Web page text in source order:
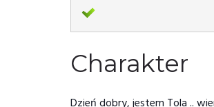
Charakter